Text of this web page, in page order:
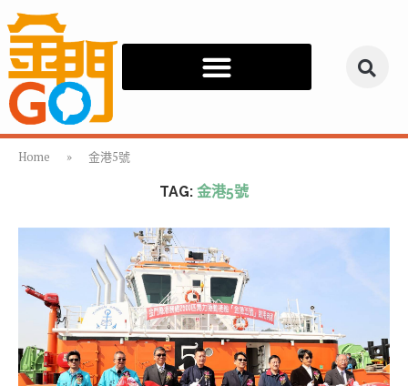
Home » 金港5號
TAG: 金港5號